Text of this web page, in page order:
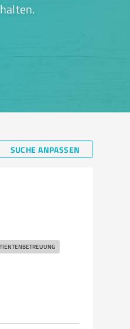
SUCHE ANPASSEN